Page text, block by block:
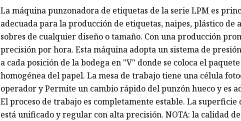
La máquina punzonadora de etiquetas de la serie LPM es
adecuada para la producción de etiquetas, naipes, plástico
sobres de cualquier diseño o tamaño. Con una producción
precisión por hora. Esta máquina adopta un sistema de
a cada posición de la bodega en "V" donde se coloca el
homogénea del papel. La mesa de trabajo tiene una célula
operador y Permite un cambio rápido del punzón hueco y es
El proceso de trabajo es completamente estable. La
está unificado y regular con alta precisión. NOTA: la calidad